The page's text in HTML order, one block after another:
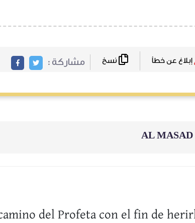
مشاركة :
AL MASAD
del Profeta con el fin de